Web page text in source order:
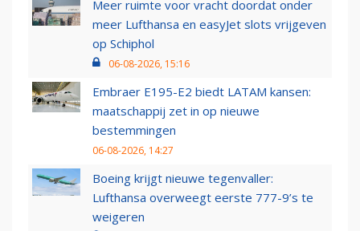
Meer ruimte voor vracht doordat onder
meer Lufthansa en easyJet slots vrijgeven
op Schiphol
06-08-2026, 15:16
Embraer E195-E2 biedt LATAM kansen:
maatschappij zet in op nieuwe
bestemmingen
06-08-2026, 14:27
Boeing krijgt nieuwe tegenvaller:
Lufthansa overweegt eerste 777-9’s te
weigeren